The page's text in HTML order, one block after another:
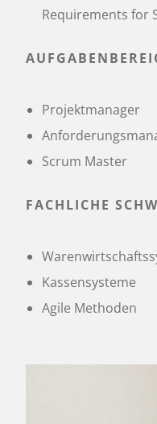
Requirements for
Projektmanager
Scrum Master
FACHLICHE
Kassensysteme
Agile Methoden